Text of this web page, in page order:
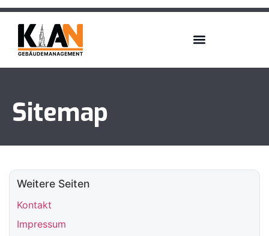
Sitemap
Weitere Seiten
Kontakt
Impressum